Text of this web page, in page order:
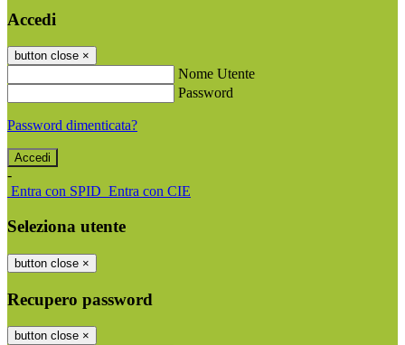
Accedi
button close ×
Nome Utente
Password
Password dimenticata?
-
Entra con SPID Entra con CIE
Seleziona utente
button close ×
Recupero password
button close ×